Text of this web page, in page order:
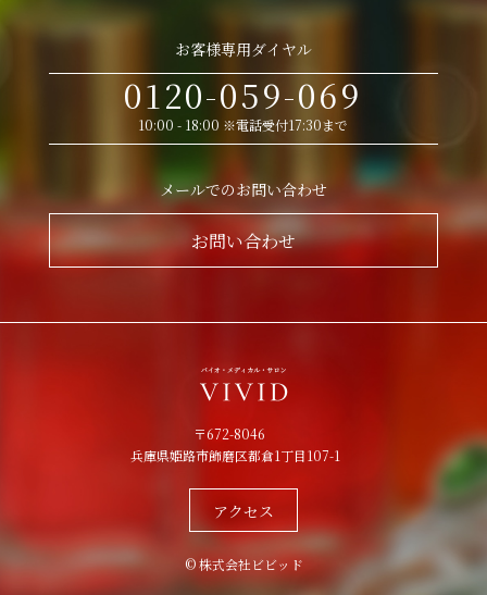
お客様専用ダイヤル
0120-059-069
10:00 - 18:00 ※電話受付17:30まで
メールでのお問い合わせ
お問い合わせ
〒672-8046
兵庫県姫路市飾磨区都倉1丁目107-1
アクセス
© 株式会社ビビッド